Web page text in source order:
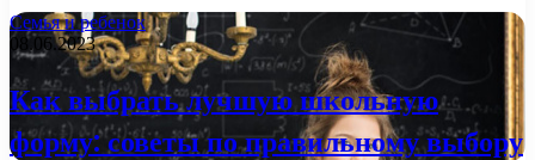
Семья и ребенок
08.06.2023
Как выбрать лучшую школьную
форму: советы по правильному выбору